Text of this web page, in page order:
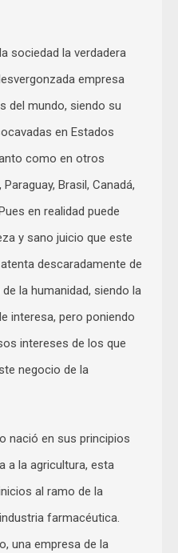
sociedad la verdadera
empresa
del mundo, siendo su
en Estados
como en otros
Brasil, Canadá,
en realidad puede
y sano juicio que este
atenta descaradamente de
la humanidad, siendo la
interesa, pero poniendo
intereses de los que
negocio de la
nació en sus principios
a la agricultura, esta
al ramo de la
farmacéutica.
una empresa de la